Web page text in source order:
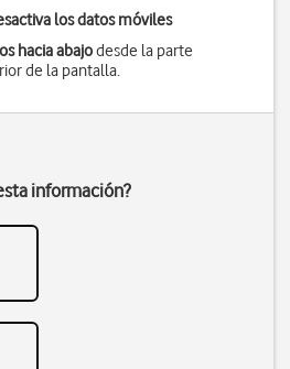
los datos móviles
hacia abajodesde la parte
de la pantalla.
información?